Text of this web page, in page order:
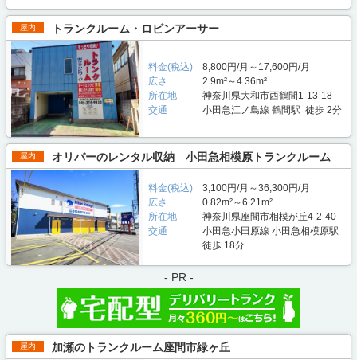
屋内 トランクルーム・ロビンアーサー
料金(税込)
8,800円/月～17,600円/月
広さ
2.9m²～4.36m²
所在地
神奈川県大和市西鶴間1-13-18
交通
小田急江ノ島線 鶴間駅 徒歩 2分
屋内 オリバーのレンタル収納 小田急相模原トランクルーム
料金(税込)
3,100円/月～36,300円/月
広さ
0.82m²～6.21m²
所在地
神奈川県座間市相模が丘4-2-40
交通
小田急小田原線 小田急相模原駅
徒歩 18分
- PR -
屋内 加瀬のトランクルーム座間市緑ヶ丘